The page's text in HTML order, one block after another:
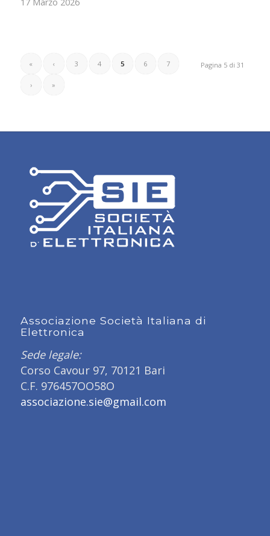
Pagina 5 di 31
« ‹ 3 4 5 6 7
› »
Associazione Società Italiana di
Elettronica
Sede legale:
Corso Cavour 97, 70121 Bari
C.F. 976457OO58O
associazione.sie@gmail.com